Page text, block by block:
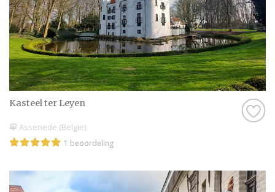
Kasteel ter Leyen
Assenede (België)
1 beoordeling